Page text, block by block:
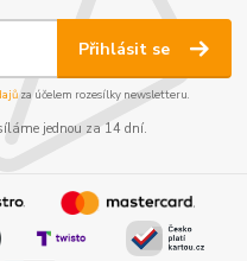
Přihlásit se
za účelem rozesílky newsletteru.
jednou za 14 dní.